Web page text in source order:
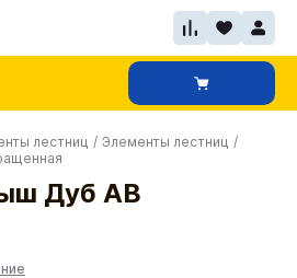
лестниц / Элементы лестниц /
Дуб АВ